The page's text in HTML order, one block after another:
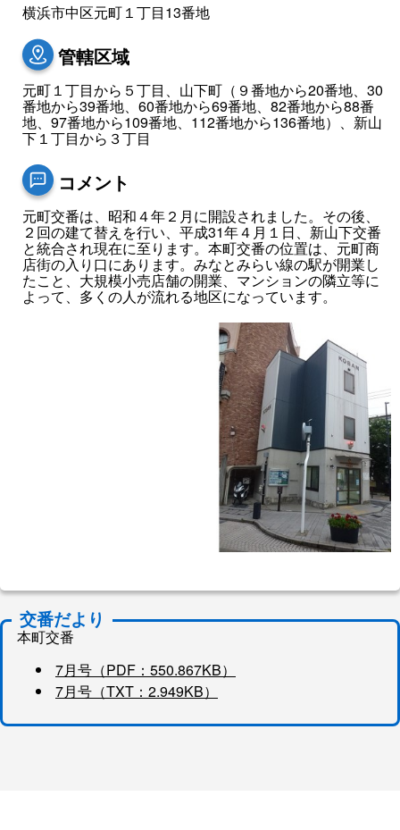
横浜市中区元町１丁目13番地
管轄区域
元町１丁目から５丁目、山下町（９番地から20番地、30
番地から39番地、60番地から69番地、82番地から88番
地、97番地から109番地、112番地から136番地）、新山
下１丁目から３丁目
コメント
元町交番は、昭和４年２月に開設されました。その後、
２回の建て替えを行い、平成31年４月１日、新山下交番
と統合され現在に至ります。本町交番の位置は、元町商
店街の入り口にあります。みなとみらい線の駅が開業し
たこと、大規模小売店舗の開業、マンションの隣立等に
よって、多くの人が流れる地区になっています。
交番だより
本町交番
7月号（PDF：550.867KB）
7月号（TXT：2.949KB）